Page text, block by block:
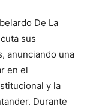
De La
sus
anunciando una
en el
y la
Durante